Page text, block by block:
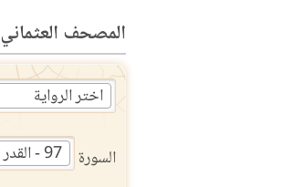
المصحف العثماني
اختر الرواية
السورة 97 - القدر